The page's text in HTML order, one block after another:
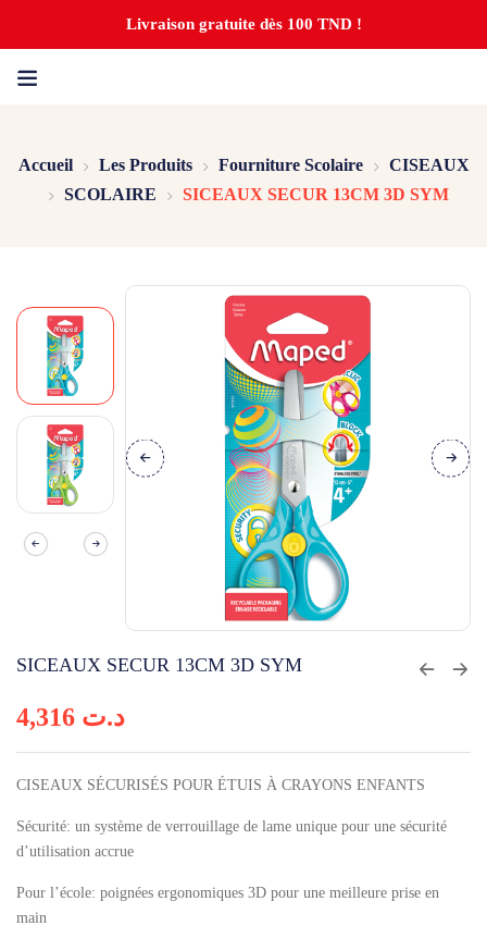
Livraison gratuite dès 100 TND !
Accueil Les Produits Fourniture Scolaire
CISEAUX
SCOLAIRE
SICEAUX SECUR 13CM 3D SYM
SICEAUX SECUR 13CM 3D SYM
د.ت
CISEAUX SÉCURISÉS POUR ÉTUIS À CRAYONS ENFANTS
Sécurité: un système de verrouillage de lame unique pour une sécurité
d’utilisation accrue
Pour l’école: poignées ergonomiques 3D pour une meilleure prise en
main